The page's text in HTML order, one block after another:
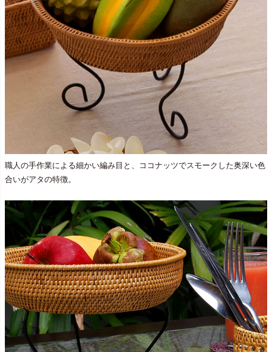
職人の手作業による細かい編み目と、ココナッツでスモークした奥深い色
合いがアタの特徴。